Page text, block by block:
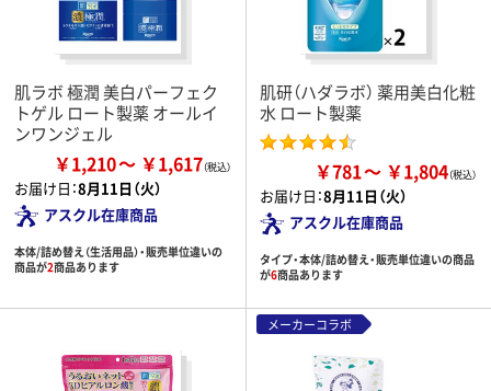
肌ラボ 極潤 美白パーフェク
トゲル ロート製薬 オールイ
ンワンジェル
￥1,210 ￥1,617
お届け日：8月11日（火）
アスクル在庫商品
本体/詰め替え（生活用品）・販売単位違いの
商品が2商品あります
肌研（ハダラボ） 薬用美白化粧
水 ロート製薬
￥781 ￥1,804
お届け日：8月11日（火）
アスクル在庫商品
タイプ・本体/詰め替え・販売単位違いの商品
が6商品あります
メーカーコラボ